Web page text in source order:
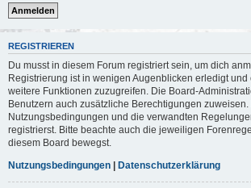
REGISTRIEREN
Du musst in diesem Forum registriert sein, um dich
Registrierung ist in wenigen Augenblicken erledigt und
weitere Funktionen zuzugreifen. Die Board-
Benutzern auch zusätzliche Berechtigungen
Nutzungsbedingungen und die verwandten
registrierst. Bitte beachte auch die jeweiligen
diesem Board bewegst.
Nutzungsbedingungen | Datenschutzerklärung